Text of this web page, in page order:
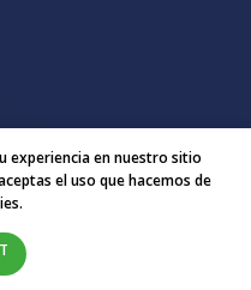
por
experiencia en nuestro sitio
el uso que hacemos de